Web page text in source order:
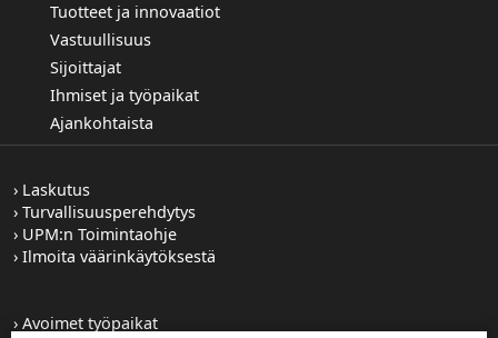
Tuotteet ja innovaatiot
Vastuullisuus
Sijoittajat
Ihmiset ja työpaikat
Ajankohtaista
Laskutus
Turvallisuusperehdytys
UPM:n Toimintaohje
Ilmoita väärinkäytöksestä
Avoimet työpaikat